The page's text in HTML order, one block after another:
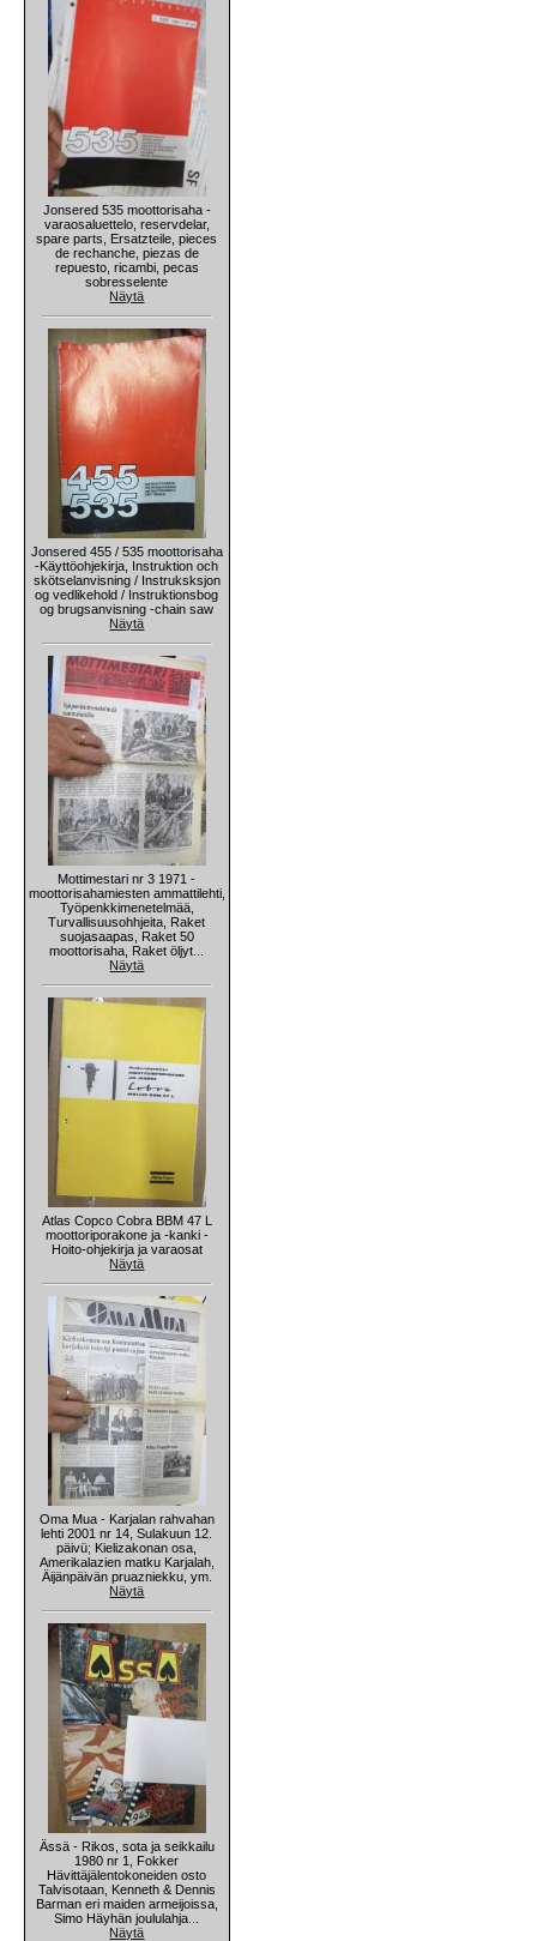
Jonsered 535 moottorisaha -
varaosaluettelo, reservdelar,
spare parts, Ersatzteile, pieces
de rechanche, piezas de
repuesto, ricambi, pecas
sobresselente
Näytä
Jonsered 455 / 535 moottorisaha
-Käyttöohjekirja, Instruktion och
skötselanvisning / Instruksksjon
og vedlikehold / Instruktionsbog
og brugsanvisning -chain saw
Näytä
Mottimestari nr 3 1971 -
moottorisahamiesten ammattilehti,
Työpenkkimenetelmää,
Turvallisuusohhjeita, Raket
suojasaapas, Raket 50
moottorisaha, Raket öljyt...
Näytä
Atlas Copco Cobra BBM 47 L
moottoriporakone ja -kanki -
Hoito-ohjekirja ja varaosat
Näytä
Oma Mua - Karjalan rahvahan
lehti 2001 nr 14, Sulakuun 12.
päivü; Kielizakonan osa,
Amerikalazien matku Karjalah,
Äijänpäivän pruazniekku, ym.
Näytä
Ässä - Rikos, sota ja seikkailu
1980 nr 1, Fokker
Hävittäjälentokoneiden osto
Talvisotaan, Kenneth & Dennis
Barman eri maiden armeijoissa,
Simo Häyhän joululahja...
Näytä